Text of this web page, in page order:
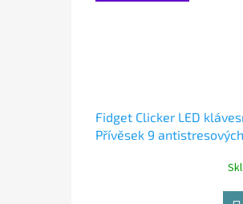
Fidget Clicker LED
Přívěsek 9